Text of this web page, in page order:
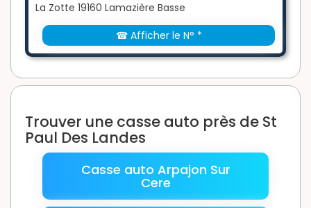
La Zotte 19160 Lamazière Basse
☎ Afficher le N° *
Trouver une casse auto près de St
Paul Des Landes
Casse auto Arpajon Sur
Cere